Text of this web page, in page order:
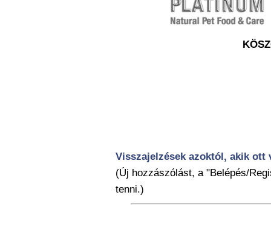
Visszajelzések azoktól, akik
(Új hozzászólást, a "Belépés/
tenni.)